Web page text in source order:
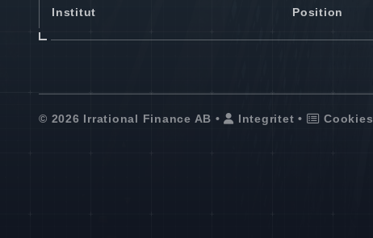
Institut Position
© 2026 Irrational Finance AB • Integritet • Cookies